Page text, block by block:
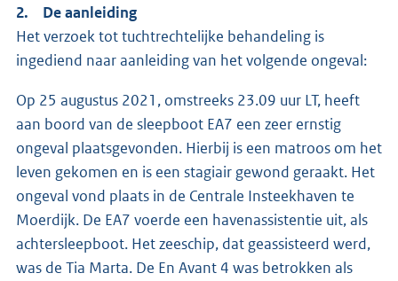
2. De aanleiding
Het verzoek tot tuchtrechtelijke behandeling is
ingediend naar aanleiding van het volgende ongeval:
Op 25 augustus 2021, omstreeks 23.09 uur LT, heeft
aan boord van de sleepboot EA7 een zeer ernstig
ongeval plaatsgevonden. Hierbij is een matroos om het
leven gekomen en is een stagiair gewond geraakt. Het
ongeval vond plaats in de Centrale Insteekhaven te
Moerdijk. De EA7 voerde een havenassistentie uit, als
achtersleepboot. Het zeeschip, dat geassisteerd werd,
was de Tia Marta. De En Avant 4 was betrokken als